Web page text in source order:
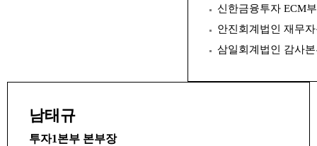
신한금융투자 ECM부
안진회계법인 재무
삼일회계법인 감사
남태규
투자1본부 본부장